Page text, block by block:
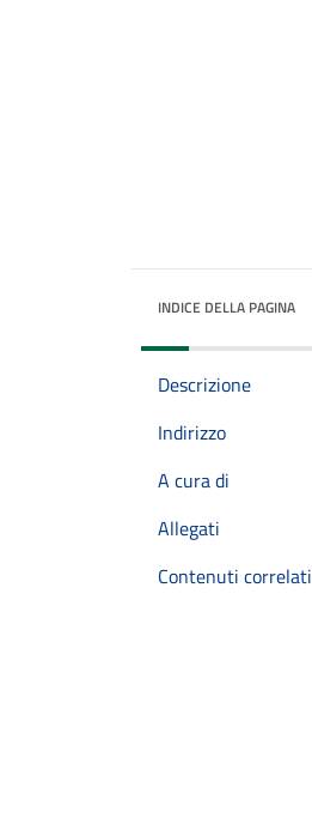
INDICE DELLA PAGINA
Descrizione
Indirizzo
A cura di
Allegati
Contenuti correlati